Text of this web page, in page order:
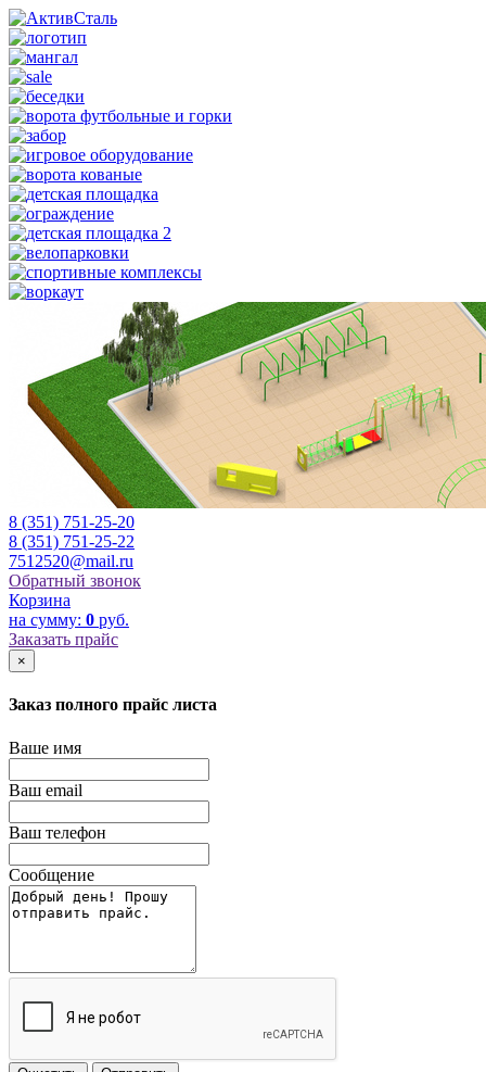
8 (351) 751-25-20
8 (351) 751-25-22
7512520@mail.ru
Обратный звонок
Корзина
на сумму: 0 руб.
Заказать прайс
×
Заказ полного прайс листа
Ваше имя
Ваш email
Ваш телефон
Сообщение